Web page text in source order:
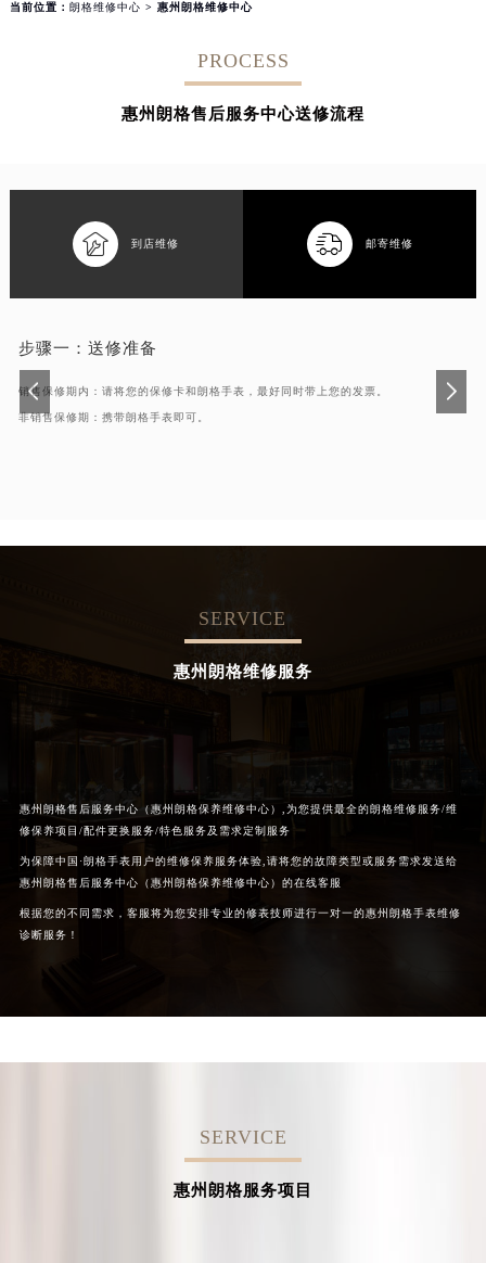
当前位置： 朗格维修中心 > 惠州朗格维修中心
PROCESS
惠州朗格售后服务中心送修流程
 到店维修  邮寄维修
步骤一： 送修准备
销售保修期内：请将您的保修卡和朗格手表，最好同时带上您的发票。
非销售保修期：携带朗格手表即可。
SERVICE
惠州朗格维修服务
惠州朗格售后服务中心（惠州朗格保养维修中心）,为您提供最全的朗格维修服务/维
修保养项目/配件更换服务/特色服务及需求定制服务
为保障中国·朗格手表用户的维修保养服务体验,请将您的故障类型或服务需求发送给
惠州朗格售后服务中心（惠州朗格保养维修中心）的在线客服
根据您的不同需求，客服将为您安排专业的修表技师进行一对一的惠州朗格手表维修
诊断服务！
SERVICE
惠州朗格服务项目